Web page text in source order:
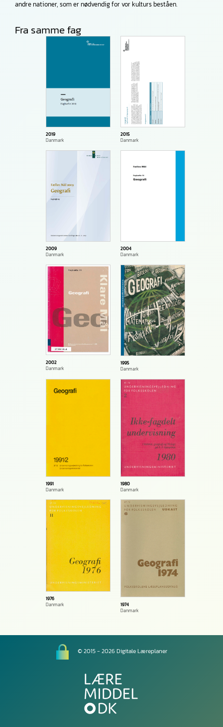
Fra samme fag
2019
Danmark
2015
Danmark
2009
Danmark
2004
Danmark
2002
Danmark
1995
Danmark
1991
Danmark
1980
Danmark
1976
Danmark
1974
Danmark
andre nationer, som er nødvendig for vor kulturs beståen.
© 2015 - 2026 Digitale Læreplaner